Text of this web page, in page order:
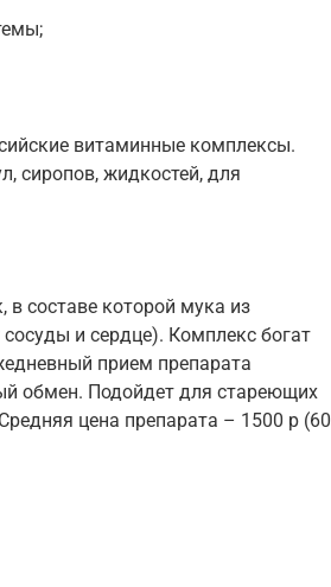
витаминные комплексы.
сиропов, жидкостей, для
составе которой мука из
и сердце). Комплекс богат
прием препарата
обмен. Подойдет для стареющих
цена препарата – 1500 р (60